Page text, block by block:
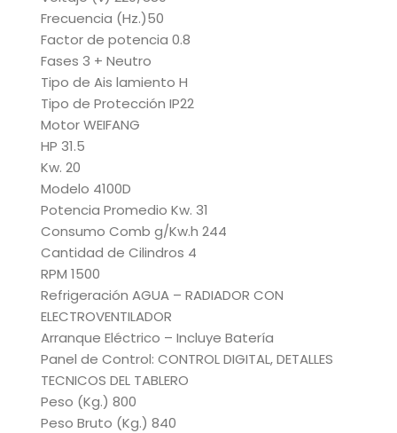
Frecuencia (Hz.)50
Factor de potencia 0.8
Fases 3 + Neutro
Tipo de Ais lamiento H
Tipo de Protección IP22
Motor WEIFANG
HP 31.5
Kw. 20
Modelo 4100D
Potencia Promedio Kw. 31
Consumo Comb g/Kw.h 244
Cantidad de Cilindros 4
RPM 1500
Refrigeración AGUA – RADIADOR CON
ELECTROVENTILADOR
Arranque Eléctrico – Incluye Batería
Panel de Control: CONTROL DIGITAL, DETALLES
TECNICOS DEL TABLERO
Peso (Kg.) 800
Peso Bruto (Kg.) 840